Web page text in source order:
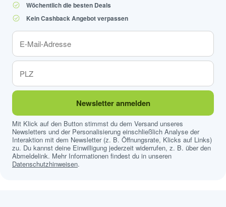
Wöchentlich die besten Deals
Kein Cashback Angebot verpassen
Newsletter anmelden
Mit Klick auf den Button stimmst du dem Versand unseres
Newsletters und der Personalisierung einschließlich Analyse der
Interaktion mit dem Newsletter (z. B. Öffnungsrate, Klicks auf Links)
zu. Du kannst deine Einwilligung jederzeit widerrufen, z. B. über den
Abmeldelink. Mehr Informationen findest du in unseren
Datenschutzhinweisen.